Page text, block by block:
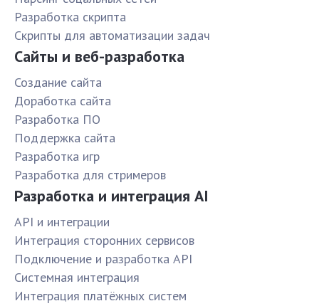
Разработка скрипта
Скрипты для автоматизации задач
Сайты и веб-разработка
Создание сайта
Доработка сайта
Разработка ПО
Поддержка сайта
Разработка игр
Разработка для стримеров
Разработка и интеграция AI
API и интеграции
Интеграция сторонних сервисов
Подключение и разработка API
Системная интеграция
Интеграция платёжных систем